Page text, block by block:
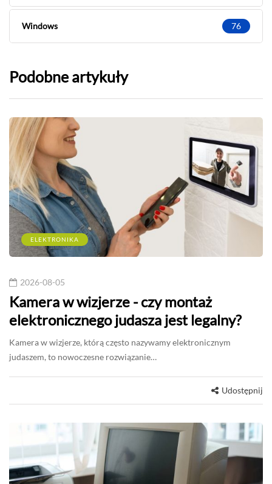
Windows 76
Podobne artykuły
ELEKTRONIKA
2026-08-05
Kamera w wizjerze - czy montaż
elektronicznego judasza jest legalny?
Kamera w wizjerze, którą często nazywamy elektronicznym
judaszem, to nowoczesne rozwiązanie…
Udostępnij